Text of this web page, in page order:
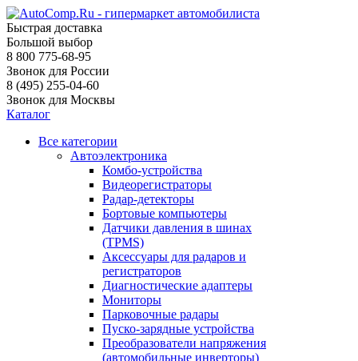
Быстрая доставка
Большой выбор
8 800 775-68-95
Звонок для России
8 (495) 255-04-60
Звонок для Москвы
Каталог
Все категории
Автоэлектроника
Комбо-устройства
Видеорегистраторы
Радар-детекторы
Бортовые компьютеры
Датчики давления в шинах
(TPMS)
Аксессуары для радаров и
регистраторов
Диагностические адаптеры
Мониторы
Парковочные радары
Пуско-зарядные устройства
Преобразователи напряжения
(автомобильные инверторы)